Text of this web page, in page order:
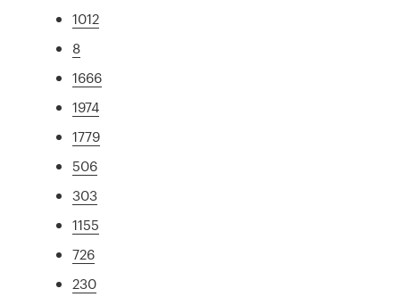
1012
8
1666
1974
1779
506
303
1155
726
230